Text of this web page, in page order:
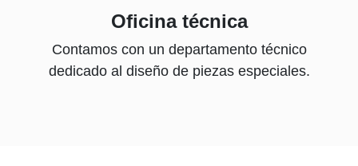
Oficina técnica
Contamos con un departamento técnico
dedicado al diseño de piezas especiales.